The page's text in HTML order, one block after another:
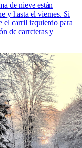
de nieve están
y hasta el viernes. Si
el carril izquierdo para
de carreteras y